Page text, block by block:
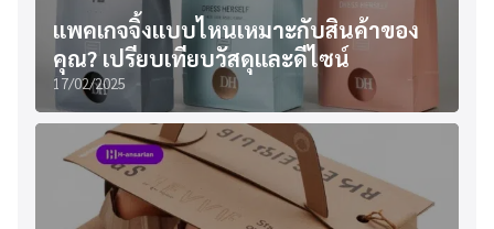
แพคเกจจิ้งแบบไหนเหมาะกับสินค้าของ
คุณ? เปรียบเทียบวัสดุและดีไซน์
17/02/2025